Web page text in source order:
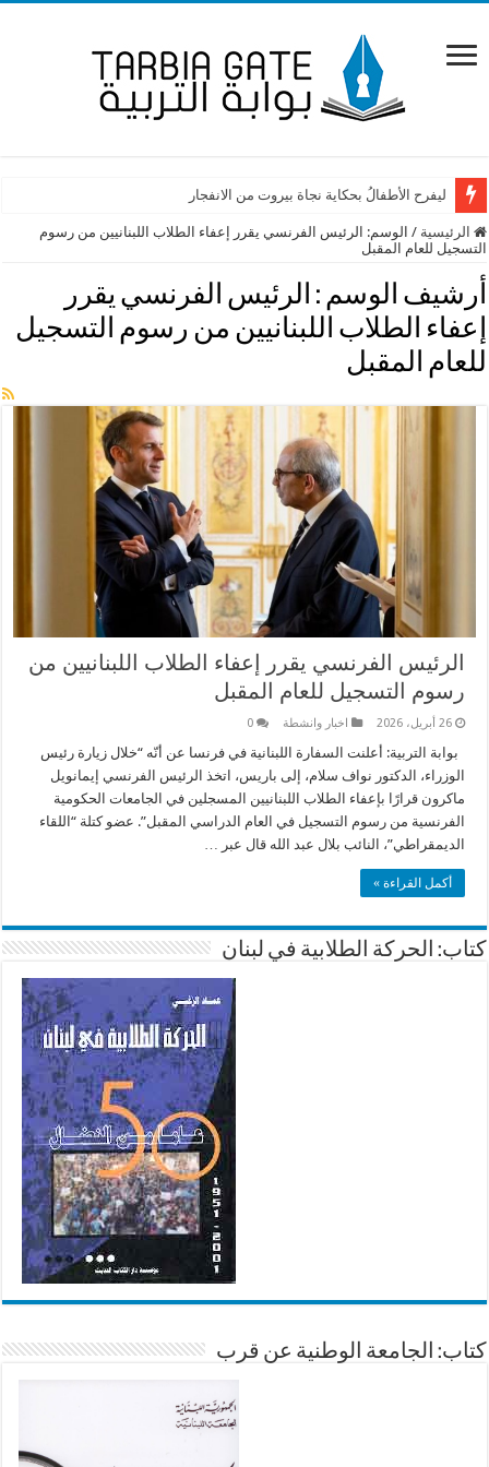
ما مصير الطلبات الحرة للمتوسطة والبكالوريا.. وزارة التربية توضح
ليفرح الأطفالُ بحكاية نجاة بيروت من الانفجار
الرئيسية / الوسم: الرئيس الفرنسي يقرر إعفاء الطلاب اللبنانيين من رسوم
التسجيل للعام المقبل
أرشيف الوسم : الرئيس الفرنسي يقرر
إعفاء الطلاب اللبنانيين من رسوم التسجيل
للعام المقبل
الرئيس الفرنسي يقرر إعفاء الطلاب اللبنانيين من
رسوم التسجيل للعام المقبل
26 أبريل، 2026 اخبار وانشطة 0
بوابة التربية: أعلنت السفارة اللبنانية في فرنسا عن أنّه “خلال زيارة رئيس
الوزراء، الدكتور نواف سلام، إلى باريس، اتخذ الرئيس الفرنسي إيمانويل
ماكرون قرارًا بإعفاء الطلاب اللبنانيين المسجلين في الجامعات الحكومية
الفرنسية من رسوم التسجيل في العام الدراسي المقبل”. عضو كتلة “اللقاء
الديمقراطي”، النائب بلال عبد الله قال عبر …
أكمل القراءة »
كتاب: الحركة الطلابية في لبنان
كتاب: الجامعة الوطنية عن قرب